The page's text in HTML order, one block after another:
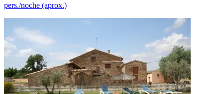
pers./noche (aprox.)